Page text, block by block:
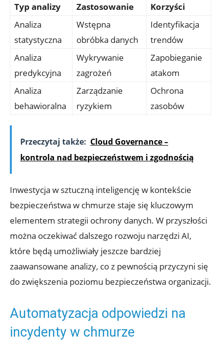
Typ analizy Zastosowanie
Korzyści
Analiza
statystyczna
Wstępna
obróbka ‌danych
Identyfikacja
trendów
Analiza⁤
predykcyjna
Wykrywanie
zagrożeń
Zapobieganie
atakom
Analiza
⁣behawioralna
Zarządzanie
ryzykiem
Ochrona
zasobów
Przeczytaj także: Cloud Governance –
kontrola nad bezpieczeństwem i zgodnością
Inwestycja w sztuczną inteligencję w kontekście
⁢bezpieczeństwa w chmurze staje się ⁤kluczowym
⁤elementem strategii ochrony danych. W przyszłości
można ‍oczekiwać dalszego rozwoju narzędzi ‍AI,
które będą umożliwiały jeszcze bardziej
zaawansowane analizy, co​ z pewnością przyczyni ⁣się
do⁤ zwiększenia⁤ poziomu bezpieczeństwa organizacji.
Automatyzacja odpowiedzi na
⁤incydenty w chmurze